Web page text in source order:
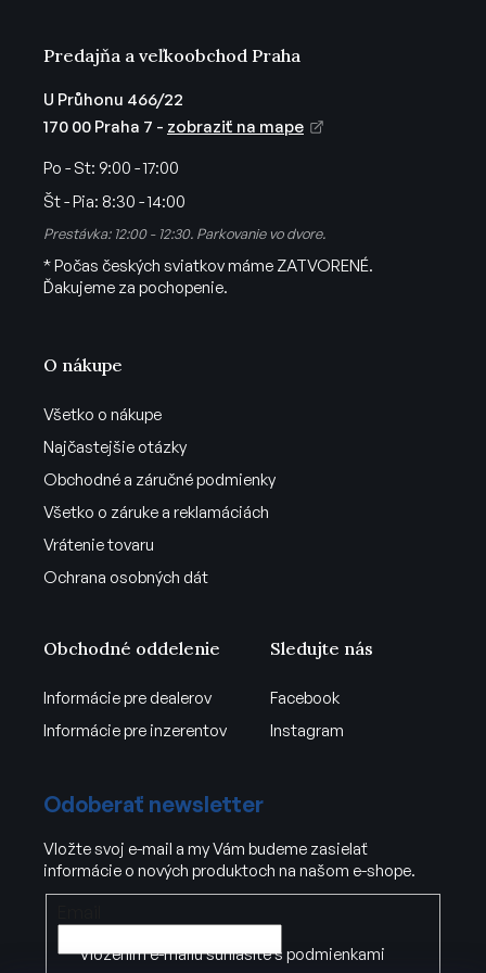
v
ý
i
s
O nákupe
Všetko o nákupe
Najčastejšie otázky
Obchodné a záručné podmienky
Všetko o záruke a reklamáciách
Vrátenie tovaru
Ochrana osobných dát
Predajňa a veľkoobchod Praha
U Průhonu 466/22
170 00 Praha 7 - zobraziť na mape
Po - St: 9:00 - 17:00
Št - Pia: 8:30 - 14:00
Prestávka: 12:00 - 12:30. Parkovanie vo dvore.
* Počas českých sviatkov máme ZATVORENÉ.
Ďakujeme za pochopenie.
Obchodné oddelenie
Informácie pre dealerov
Informácie pre inzerentov
Sledujte nás
Facebook
Instagram
Odoberať newsletter
Vložte svoj e-mail a my Vám budeme zasielať
informácie o nových produktoch na našom e-shope.
Vložením e-mailu súhlasíte s podmienkami